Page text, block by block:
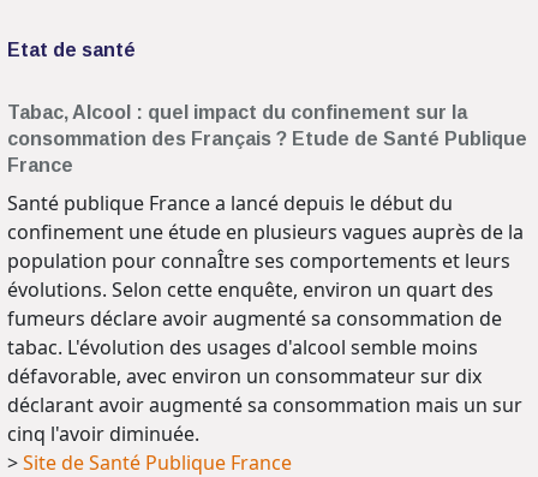
Etat de santé
Tabac, Alcool : quel impact du confinement sur la
consommation des Français ? Etude de Santé Publique
France
Santé publique France a lancé depuis le début du
confinement une étude en plusieurs vagues auprès de la
population pour connaÎtre ses comportements et leurs
évolutions. Selon cette enquête, environ un quart des
fumeurs déclare avoir augmenté sa consommation de
tabac. L'évolution des usages d'alcool semble moins
défavorable, avec environ un consommateur sur dix
déclarant avoir augmenté sa consommation mais un sur
cinq l'avoir diminuée.
>Site de Santé Publique France